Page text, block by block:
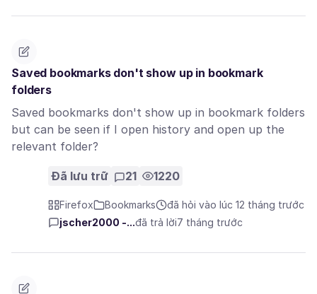
Saved bookmarks don't show up in bookmark
folders
Saved bookmarks don't show up in bookmark folders
but can be seen if I open history and open up the
relevant folder?
Đã lưu trữ 21 1220
Firefox Bookmarks
đã hỏi vào lúc 12 tháng trước
jscher2000 -...đã trả lời7 tháng trước